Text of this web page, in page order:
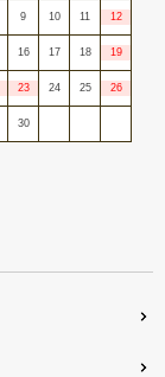
9 10 11 12
16 17 18 19
23 24 25 26
30